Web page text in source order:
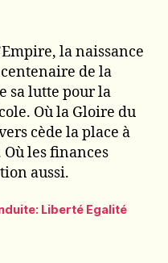
la naissance
de la
sa lutte pour la
Où la Gloire du
cède la place à
les finances
aussi.
Liberté Egalité